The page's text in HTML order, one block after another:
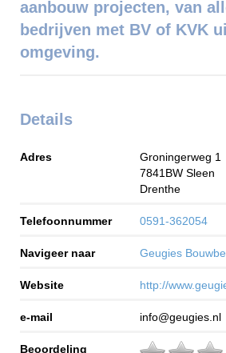
aanbouw projecten, van
bedrijven met BV of KVK
omgeving.
Details
Adres
Groningerweg 1
7841BW Sleen
Drenthe
Telefoonnummer 0591-362054
Navigeer naar Geugies
Website http://
e-mail info@geugies.nl
Beoordeling